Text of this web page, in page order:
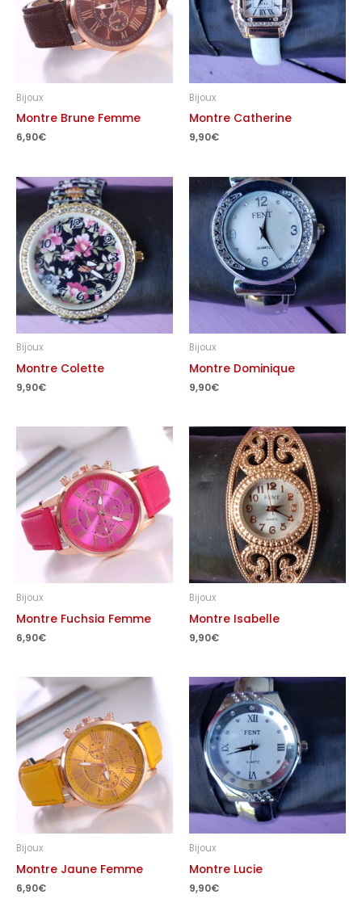
Bijoux
Montre Brune Femme
6,90€
Bijoux
Montre Catherine
9,90€
Bijoux
Montre Colette
9,90€
Bijoux
Montre Dominique
9,90€
Bijoux
Montre Fuchsia Femme
6,90€
Bijoux
Montre Isabelle
9,90€
Bijoux
Montre Jaune Femme
6,90€
Bijoux
Montre Lucie
9,90€